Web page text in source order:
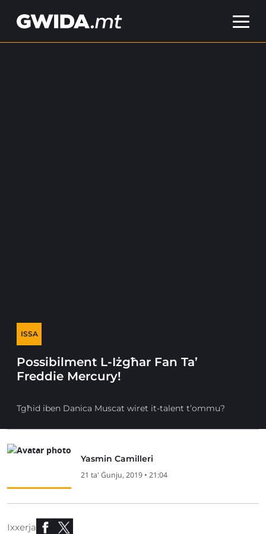
ISSA
Possibilment L-Iżgħar Fan Ta’
Freddie Mercury!
Tgħid iben Danica Muscat wiret it-talent t’ommu?
Yasmin Camilleri
21 ta' Ġunju, 2019 • 21:04
Ixxerja